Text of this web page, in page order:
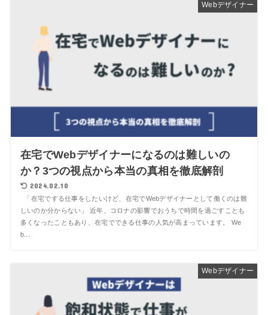
Webデザイナー
在宅でWebデザイナーになるのは難しいの
か？3つの視点から本当の真相を徹底解剖
2024.02.10
「在宅でする仕事をしたいけど、在宅でWebデザイナーとして働くのは難
しいのか分からない」 近年、コロナの影響でおうちで時間を過ごすことも
多くなったこともあり、在宅でできる仕事の人気が高まっています。 We
b...
Webデザイナー